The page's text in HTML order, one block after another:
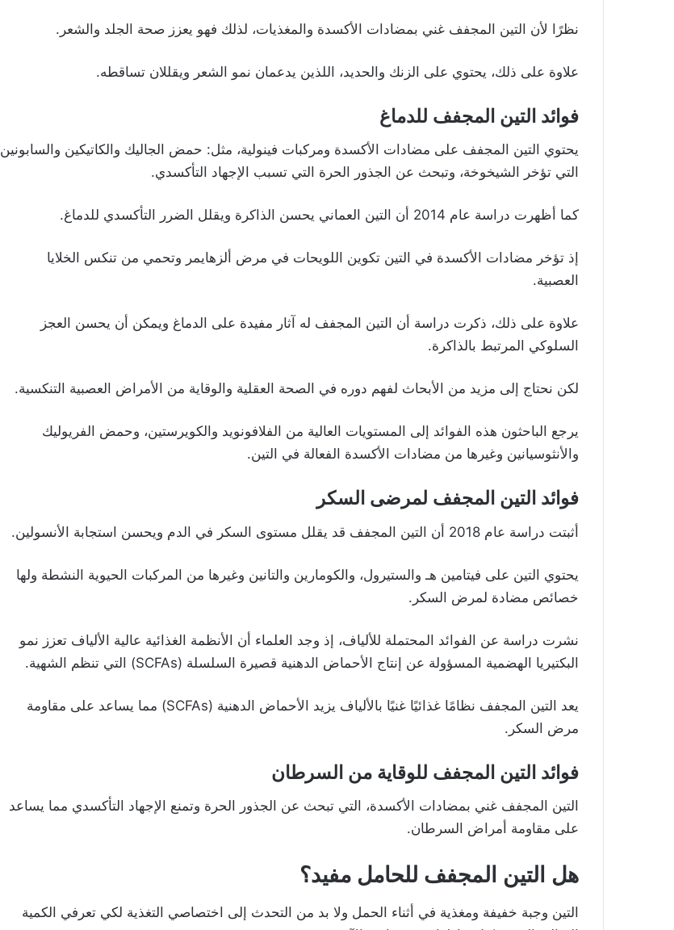
نظرًا لأن التين المجفف غني بمضادات الأكسدة والمغذيات، لذلك فهو يعزز صحة الجلد والشعر.
علاوة على ذلك، يحتوي على الزنك والحديد، اللذين يدعمان نمو الشعر ويقللان تساقطه.
فوائد التين المجفف للدماغ
يحتوي التين المجفف على مضادات الأكسدة ومركبات فينولية، مثل: حمض الجاليك والكاتيكين والسابونين
التي تؤخر الشيخوخة، وتبحث عن الجذور الحرة التي تسبب الإجهاد التأكسدي.
كما أظهرت دراسة عام 2014 أن التين العماني يحسن الذاكرة ويقلل الضرر التأكسدي للدماغ.
إذ تؤخر مضادات الأكسدة في التين تكوين اللويحات في مرض ألزهايمر وتحمي من تنكس الخلايا
العصبية.
علاوة على ذلك، ذكرت دراسة أن التين المجفف له آثار مفيدة على الدماغ ويمكن أن يحسن العجز
السلوكي المرتبط بالذاكرة.
لكن نحتاج إلى مزيد من الأبحاث لفهم دوره في الصحة العقلية والوقاية من الأمراض العصبية التنكسية.
يرجع الباحثون هذه الفوائد إلى المستويات العالية من الفلافونويد والكويرستين، وحمض الفريوليك
والأنثوسيانين وغيرها من مضادات الأكسدة الفعالة في التين.
فوائد التين المجفف لمرضى السكر
أثبتت دراسة عام 2018 أن التين المجفف قد يقلل مستوى السكر في الدم ويحسن استجابة الأنسولين.
يحتوي التين على فيتامين هـ والستيرول، والكومارين والتانين وغيرها من المركبات الحيوية النشطة ولها
خصائص مضادة لمرض السكر.
نشرت دراسة عن الفوائد المحتملة للألياف، إذ وجد العلماء أن الأنظمة الغذائية عالية الألياف تعزز نمو
البكتيريا الهضمية المسؤولة عن إنتاج الأحماض الدهنية قصيرة السلسلة (SCFAs) التي تنظم الشهية.
يعد التين المجفف نظامًا غذائيًا غنيًا بالألياف يزيد الأحماض الدهنية (SCFAs) مما يساعد على مقاومة
مرض السكر.
فوائد التين المجفف للوقاية من السرطان
التين المجفف غني بمضادات الأكسدة، التي تبحث عن الجذور الحرة وتمنع الإجهاد التأكسدي مما يساعد
على مقاومة أمراض السرطان.
هل التين المجفف للحامل مفيد؟
التين وجبة خفيفة ومغذية في أثناء الحمل ولا بد من التحدث إلى اختصاصي التغذية لكي تعرفي الكمية